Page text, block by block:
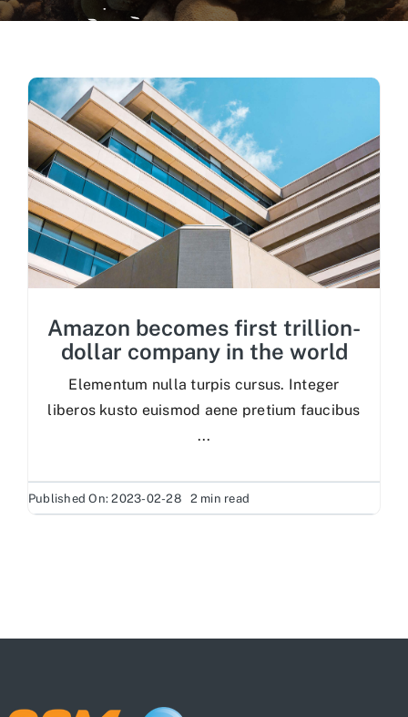
Recursos Científicos
Recursos Administrativos
Contactos
Amazon becomes first trillion-
dollar company in the world
Elementum nulla turpis cursus. Integer
liberos kusto euismod aene pretium faucibus
...
Published On: 2023-02-28 2 min read